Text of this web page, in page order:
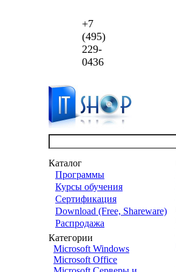
+7
(495)
229-
0436
Каталог
Программы
Курсы обучения
Сертификация
Download (Free, Shareware)
Распродажа
Категории
Microsoft Windows
Microsoft Office